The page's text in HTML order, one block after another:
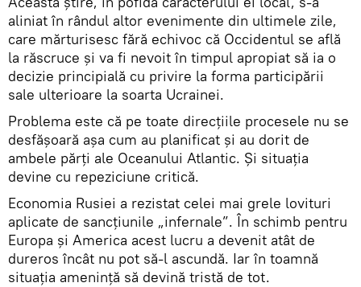
aliniat în rândul altor evenimente din ultimele zile,
care mărturisesc fără echivoc că Occidentul se află
la răscruce și va fi nevoit în timpul apropiat să ia o
decizie principială cu privire la forma participării
sale ulterioare la soarta Ucrainei.
Problema este că pe toate direcțiile procesele nu se
desfășoară așa cum au planificat și au dorit de
ambele părți ale Oceanului Atlantic. Și situația
devine cu repeziciune critică.
Economia Rusiei a rezistat celei mai grele lovituri
aplicate de sancțiunile „infernale”. În schimb pentru
Europa și America acest lucru a devenit atât de
dureros încât nu pot să-l ascundă. Iar în toamnă
situația amenință să devină tristă de tot.